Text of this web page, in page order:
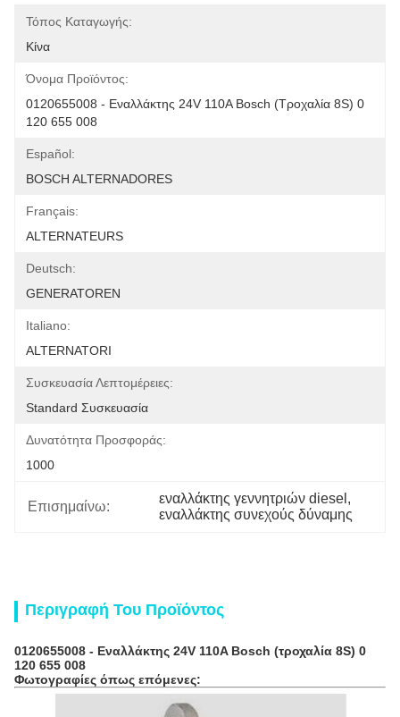
Τόπος Καταγωγής:
Κίνα
Όνομα Προϊόντος:
0120655008 - Εναλλάκτης 24V 110A Bosch (τροχαλία 8S) 0
120 655 008
Español:
BOSCH ALTERNADORES
Français:
ALTERNATEURS
Deutsch:
GENERATOREN
Italiano:
ALTERNATORI
Συσκευασία Λεπτομέρειες:
Standard Συσκευασία
Δυνατότητα Προσφοράς:
1000
Επισημαίνω:
εναλλάκτης γεννητριών diesel ,
εναλλάκτης συνεχούς δύναμης
Περιγραφή Του Προϊόντος
0120655008 - Εναλλάκτης 24V 110A Bosch (τροχαλία 8S) 0
120 655 008
Φωτογραφίες όπως επόμενες: